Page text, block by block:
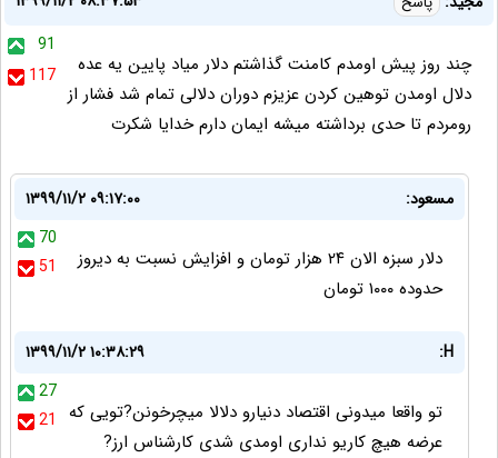
91
117
چند روز پیش اومدم کامنت گذاشتم دلار میاد پایین یه عده
دلال اومدن توهین کردن عزیزم دوران دلالی تمام شد فشار از
رومردم تا حدی برداشته میشه ایمان دارم خدایا شکرت
مسعود:
۱۳۹۹/۱۱/۲ ۰۹:۱۷:۰۰
70
51
دلار سبزه الان ۲۴ هزار تومان و افزایش نسبت به دیروز
حدوده ۱۰۰۰ تومان
H:
۱۳۹۹/۱۱/۲ ۱۰:۳۸:۲۹
27
21
تو واقعا میدونی اقتصاد دنیارو دلالا میچرخونن?تویی که
عرضه هیچ کاریو نداری اومدی شدی کارشناس ارز?